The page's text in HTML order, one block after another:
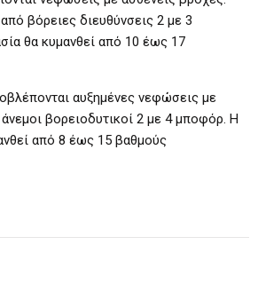
βόρειες διευθύνσεις 2 με 3
θα κυμανθεί από 10 έως 17
αυξημένες νεφώσεις με
βορειοδυτικοί 2 με 4 μποφόρ. Η
από 8 έως 15 βαθμούς